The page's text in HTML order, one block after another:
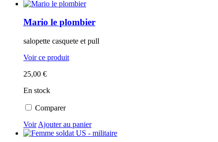
Mario le plombier
salopette casquete et pull
Voir ce produit
25,00 €
En stock
Comparer
Voir Ajouter au panier